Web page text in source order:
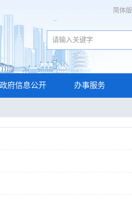
简体版
政府信息公开 办事服务